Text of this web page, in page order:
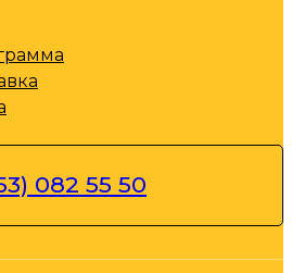
082 55 50